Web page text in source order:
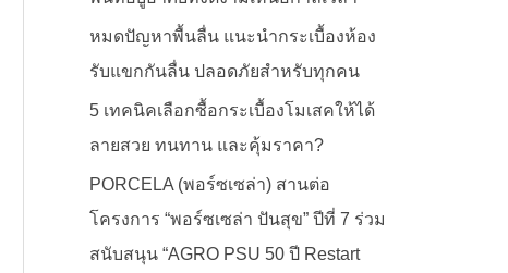
หมดปัญหาพื้นลื่น แนะนำกระเบื้องห้อง
รับแขกกันลื่น ปลอดภัยสำหรับทุกคน
5 เทคนิคเลือกซื้อกระเบื้องโมเสคให้ได้
ลายสวย ทนทาน และคุ้มราคา?
PORCELA (พอร์ซเซล่า) สานต่อ
โครงการ “พอร์ซเซล่า ปันสุข” ปีที่ 7 ร่วม
สนับสนุน “AGRO PSU 50 ปี Restart